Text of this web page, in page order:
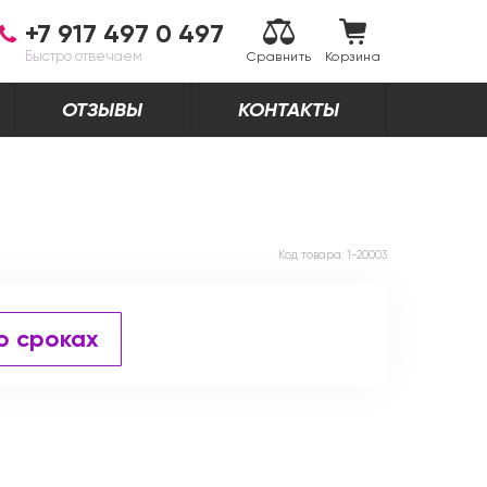
+7 917 497 0 497
Быстро отвечаем Сравнить Корзина
ОТЗЫВЫ КОНТАКТЫ
Код товара: 1-20003
сроках